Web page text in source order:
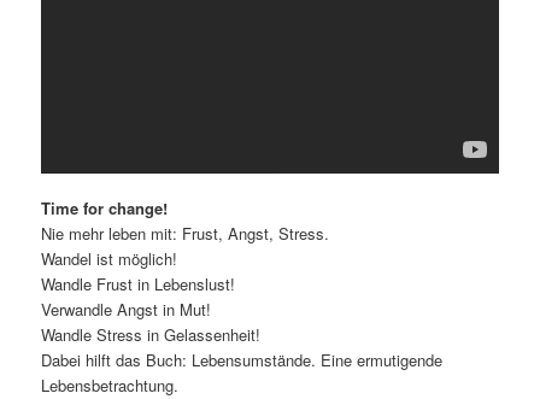
Time for change!
Nie mehr leben mit: Frust, Angst, Stress.
Wandel ist möglich!
Wandle Frust in Lebenslust!
Verwandle Angst in Mut!
Wandle Stress in Gelassenheit!
Dabei hilft das Buch: Lebensumstände. Eine ermutigende
Lebensbetrachtung.